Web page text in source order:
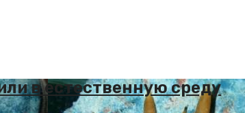
в естественную среду